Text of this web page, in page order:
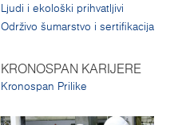
Ljudi i ekološki prihvatljivi
Održivo šumarstvo i sertifikacija
KRONOSPAN KARIJERE
Kronospan Prilike